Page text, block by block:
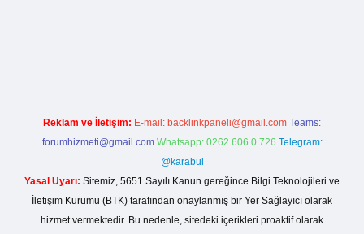
Reklam ve İletişim: E-mail: backlinkpaneli@gmail.com Teams:
forumhizmeti@gmail.com Whatsapp: 0262 606 0 726 Telegram:
@karabul
Yasal Uyarı: Sitemiz, 5651 Sayılı Kanun gereğince Bilgi Teknolojileri ve
İletişim Kurumu (BTK) tarafından onaylanmış bir Yer Sağlayıcı olarak
hizmet vermektedir. Bu nedenle, sitedeki içerikleri proaktif olarak